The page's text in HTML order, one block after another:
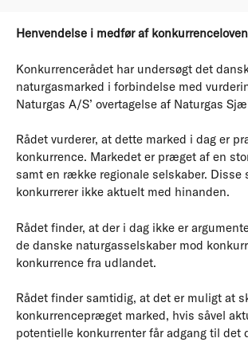
Henvendelse i medfør af
Konkurrencerådet har undersøgt det
naturgasmarked i forbindelse med
Naturgas A/S’ overtagelse af Naturgas
Rådet vurderer, at dette marked i dag er
konkurrence. Markedet er præget af en
samt en række regionale selskaber. Disse
konkurrerer ikke aktuelt med hinanden.
Rådet finder, at der i dag ikke er
de danske naturgasselskaber mod
konkurrence fra udlandet.
Rådet finder samtidig, at det er muligt at
konkurrencepræget marked, hvis såvel
potentielle konkurrenter får adgang til det